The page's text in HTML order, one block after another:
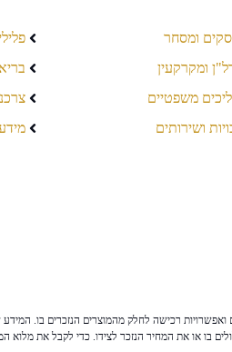
ומסחר
ומקרקעין
משפטיים
ושירותים
רכישה לחלק מהמוצרים הנזכרים בו. המידע
בו או את המחיר הנזכר לצידו. כדי לקבל את מלוא